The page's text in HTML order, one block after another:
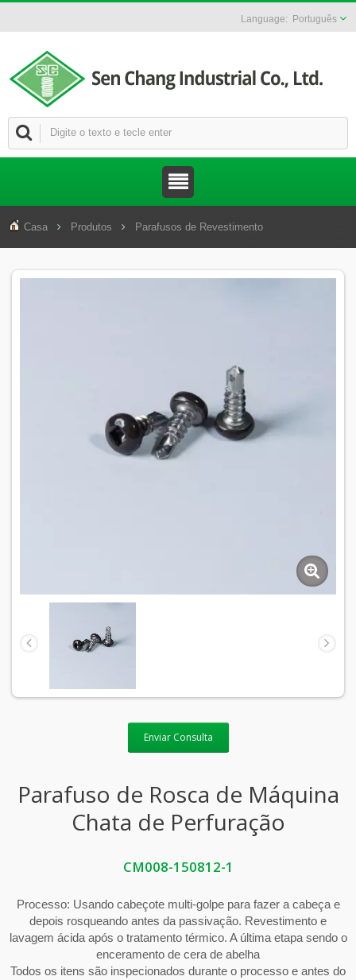
Português
Casa Produtos Parafusos de Revestimento
Enviar Consulta
Parafuso de Rosca de Máquina
Chata de Perfuração
CM008-150812-1
Processo: Usando cabeçote multi-golpe para fazer a cabeça e
depois rosqueando antes da passivação. Revestimento e
lavagem ácida após o tratamento térmico. A última etapa sendo o
enceramento de cera de abelha
Todos os itens são inspecionados durante o processo e antes do